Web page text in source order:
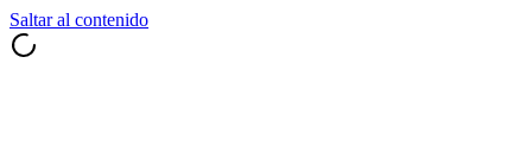
Saltar al contenido